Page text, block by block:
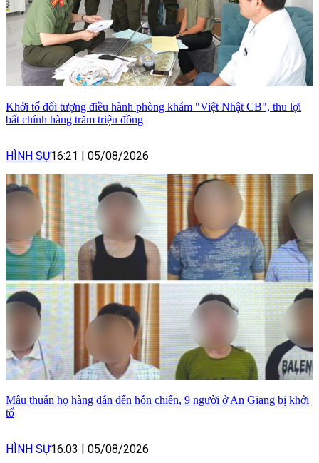
Khởi tố đối tượng điều hành phòng khám "Việt Nhật CB", thu lợi
bất chính hàng trăm triệu đồng
HÌNH SỰ16:21 05/08/2026
Mâu thuẫn họ hàng dẫn đến hỗn chiến, 9 người ở An Giang bị khởi
tố
HÌNH SỰ16:03 05/08/2026